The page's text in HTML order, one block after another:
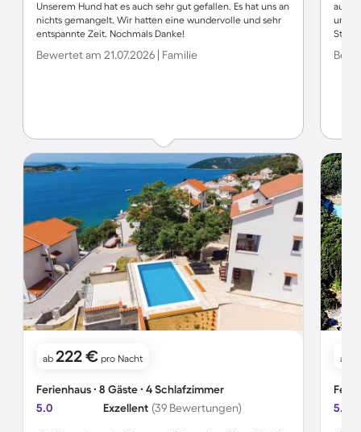
Unserem Hund hat es auch sehr gut gefallen. Es hat uns an
nichts gemangelt. Wir hatten eine wundervolle und sehr
entspannte Zeit. Nochmals Danke!
Bewertet am 21.07.2026 | Familie
ab 222 € pro Nacht
Ferienhaus ∙ 8 Gäste ∙ 4 Schlafzimmer
5.0
Exzellent (39 Bewertungen)
und
ab
5.0